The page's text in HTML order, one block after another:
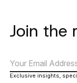
Join the
Exclusive insights,